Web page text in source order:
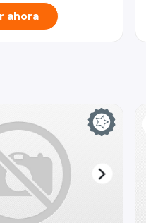
ahora